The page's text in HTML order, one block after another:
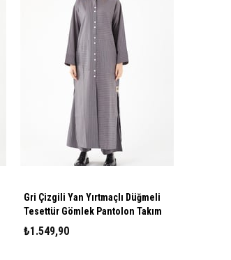
Gri Çizgili Yan Yırtmaçlı Düğmeli
Tesettür Gömlek Pantolon Takım
₺1.549,90